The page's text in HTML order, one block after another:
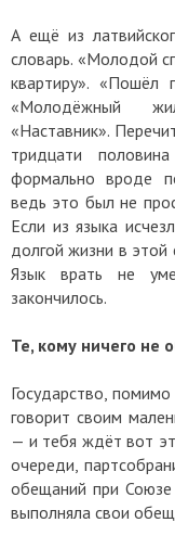
А ещё из
словарь. «Молодой
квартиру». «Пошёл
«Молодёжный
«Наставник».
тридцати
формально вроде
ведь это был не
Если из языка
долгой жизни в этой
Язык врать не
закончилось.
Те, кому ничего не
Государство,
говорит своим
— и тебя ждёт вот
очереди,
обещаний при
выполняла свои